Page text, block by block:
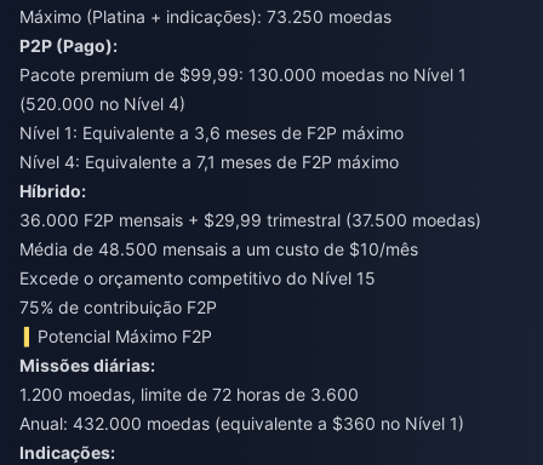
Máximo (Platina + indicações): 73.250 moedas
P2P (Pago):
Pacote premium de $99,99: 130.000 moedas no Nível 1
(520.000 no Nível 4)
Nível 1: Equivalente a 3,6 meses de F2P máximo
Nível 4: Equivalente a 7,1 meses de F2P máximo
Híbrido:
36.000 F2P mensais + $29,99 trimestral (37.500 moedas)
Média de 48.500 mensais a um custo de $10/mês
Excede o orçamento competitivo do Nível 15
75% de contribuição F2P
Potencial Máximo F2P
Missões diárias:
1.200 moedas, limite de 72 horas de 3.600
Anual: 432.000 moedas (equivalente a $360 no Nível 1)
Indicações: